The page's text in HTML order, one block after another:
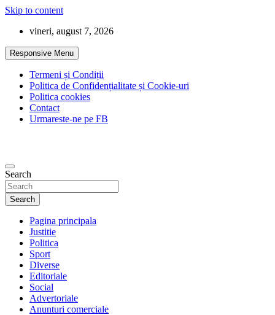
Skip to content
vineri, august 7, 2026
Responsive Menu
Termeni și Condiții
Politica de Confidențialitate și Cookie-uri
Politica cookies
Contact
Urmareste-ne pe FB
Search
Search
Pagina principala
Justitie
Politica
Sport
Diverse
Editoriale
Social
Advertoriale
Anunturi comerciale